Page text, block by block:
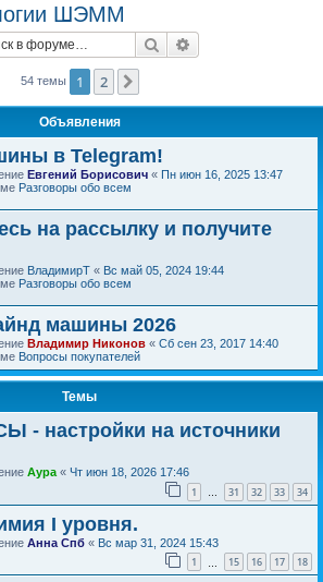
ШЭММ
Поиск
54 темы 1 2
Объявления
в Telegram!
Евгений Борисович « Пн июн 16, 2025 13:47
Разговоры обо всем
на рассылку и получите
ВладимирТ « Вс май 05, 2024 19:44
Разговоры обо всем
машины 2026
Владимир Никонов « Сб сен 23, 2017 14:40
Вопросы покупателей
Темы
- настройки на источники
Аура « Чт июн 18, 2026 17:46
1 … 31 32 33 34
I уровня.
Анна Спб « Вс мар 31, 2024 15:43
1 15 16 17 18